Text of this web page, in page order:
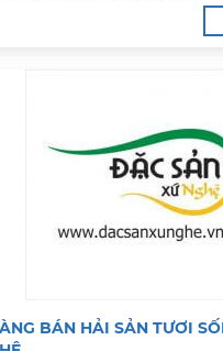
BÁN HẢI SẢN TƯƠI